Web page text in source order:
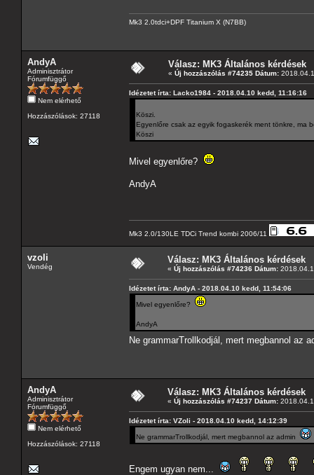
Mk3 2.0tdci+DPF Titanium X (N7BB)
AndyA
Adminisztrátor
Fórumfüggő
Nem elérhető
Hozzászólások: 27118
Válasz: MK3 Általános kérdések
« Új hozzászólás #74235 Dátum:
Idézetet írta: Lacko1984 - 2018.04.10 kedd, 11:16:16
Köszi.
Egyenlőre csak az egyik fogaskerék ment tönkre, ma
Köszi
Mivel egyenlőre?
AndyA
Mk3 2.0/130LE TDCi Trend kombi 2006/11
vzoli
Vendég
Válasz: MK3 Általános kérdések
« Új hozzászólás #74236 Dátum:
Idézetet írta: AndyA - 2018.04.10 kedd, 11:54:06
Mivel egyenlőre?
AndyA
Ne grammarTrollkodjál, mert megbannol az
AndyA
Adminisztrátor
Fórumfüggő
Nem elérhető
Hozzászólások: 27118
Válasz: MK3 Általános kérdések
« Új hozzászólás #74237 Dátum:
Idézetet írta: VZoli - 2018.04.10 kedd, 14:12:39
Ne grammarTrollkodjál, mert megbannol az admin
Engem ugyan nem...